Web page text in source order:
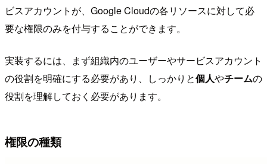
ビスアカウントが、Google Cloudの各リソースに対して必
要な権限のみを付与することができます。
実装するには、まず組織内のユーザーやサービスアカウント
の役割を明確にする必要があり、しっかりと個人やチームの
役割を理解しておく必要があります。
権限の種類